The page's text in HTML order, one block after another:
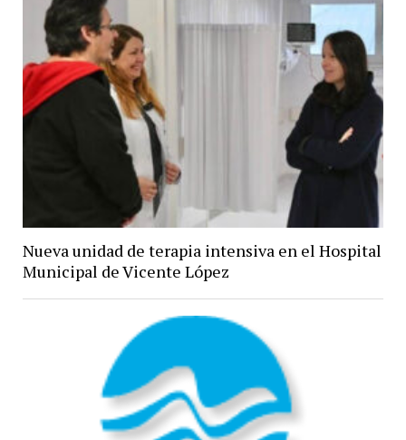
Nueva unidad de terapia intensiva en el Hospital
Municipal de Vicente López